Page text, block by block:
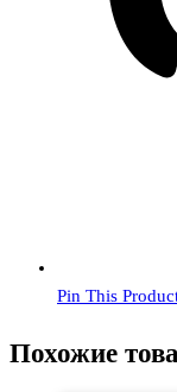
Pin This
Похожие